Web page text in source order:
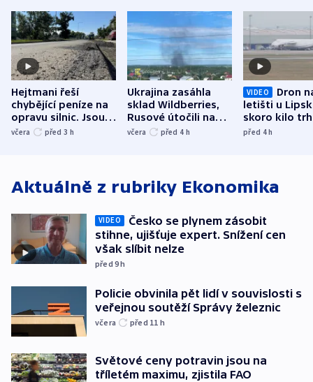
Hejtmani řeší
chybějící peníze na
opravu silnic. Jsou
nenárokové, namítá
včera před 3 h
Ukrajina zasáhla
sklad Wildberries,
Rusové útočili na
trh, hasiče či
včera před 4 h
VIDEO
Dron
letišti u
skoro kilo
indicie
před 4h
Aktuálně z rubriky Ekonomika
VIDEO
Česko se plynem zásobit
stihne, ujišťuje expert. Snížení cen
však slíbit nelze
před 9h
Policie obvinila pět lidí v souvislosti s
veřejnou soutěží Správy železnic
včera před 11 h
Světové ceny potravin jsou na
tříletém maximu, zjistila FAO